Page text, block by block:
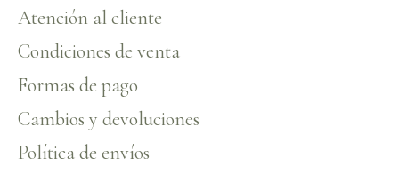
Atención al cliente
Condiciones de venta
Formas de pago
Cambios y devoluciones
Política de envíos